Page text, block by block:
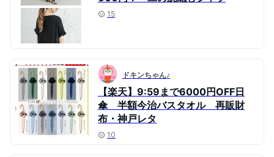
15
ドキンちゃん♪
【楽天】9:59まで6000円OFF日
傘 半額今治バスタオル 再販財
布・神戸レタ
10